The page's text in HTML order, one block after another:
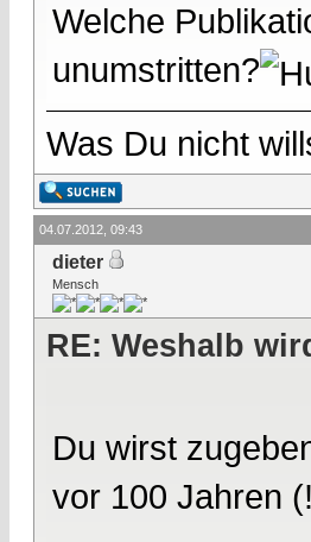
Welche
unumstritten?
Was Du nicht
04.07.2012, 09:43
dieter
Mensch
RE: Weshalb
Du wirst
vor 100 Jahren